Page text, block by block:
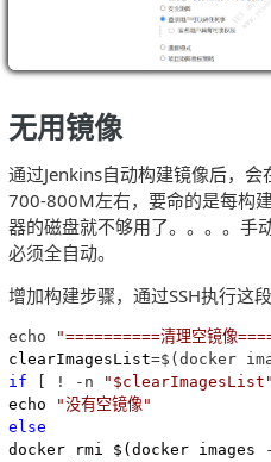
无用镜像
通过Jenkins自动构建镜像后，
700-800M左右，要命的是每构
器的磁盘就不够用了。。。。手
必须全自动。
增加构建步骤，通过SSH执行这段
echo "==========清理空镜像
clearImagesList=$(docker
if [ ! -n " $clearImagesList "
echo
"没有空镜像 "
else
docker rmi $(docker images